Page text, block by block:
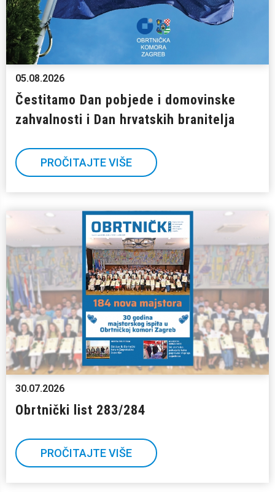
05.08.2026
Čestitamo Dan pobjede i domovinske
zahvalnosti i Dan hrvatskih branitelja
PROČITAJTE VIŠE
30.07.2026
Obrtnički list 283/284
PROČITAJTE VIŠE